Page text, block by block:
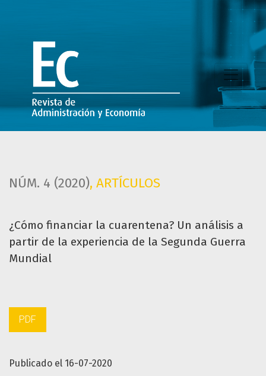
¿Cómo financiar la cuarentena? Un análisis a partir de la
NÚM. 4 (2020), ARTÍCULOS
¿Cómo financiar la cuarentena? Un análisis a
partir de la experiencia de la Segunda Guerra
Mundial
Publicado el 16-07-2020
PDF